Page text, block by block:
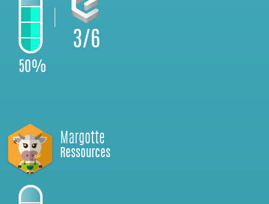
50%
3/6
Margotte
Ressources